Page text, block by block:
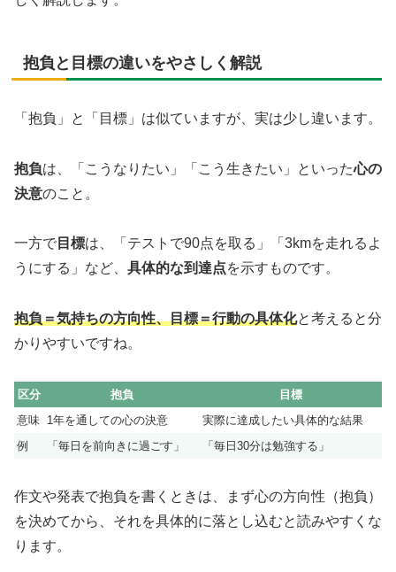
抱負と目標の違いをやさしく解説
「抱負」と「目標」は似ていますが、実は少し違います。
抱負は、「こうなりたい」「こう生きたい」といった心の
決意のこと。
一方で 目標は、「テストで90点を取る」「3kmを走れるよ
うにする」など、 具体的な到達点を示すものです。
抱負＝気持ちの方向性、目標＝行動の具体化と考えると分
かりやすいですね。
区分 抱負
目標
意味 1年を通しての心の決意
実際に達成したい具体的な結果
例
「毎日を前向きに過ごす」 「毎日30分は勉強する」
作文や発表で抱負を書くときは、まず心の方向性（抱負）
を決めてから、それを具体的に落とし込むと読みやすくな
ります。